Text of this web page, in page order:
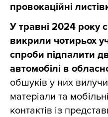
провокаційні
У травні 2024 року
викрили чотирьох
спроби підпалити
автомобілі в
обшуків у них
матеріали та
контактів із